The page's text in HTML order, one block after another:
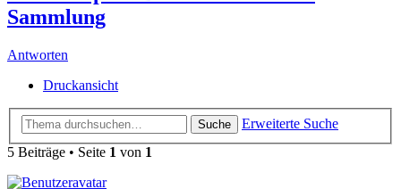
Sammlung
Antworten
Druckansicht
Suche
Erweiterte Suche
5 Beiträge • Seite 1 von 1